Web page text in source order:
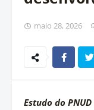
maio 28, 2026
Estudo do